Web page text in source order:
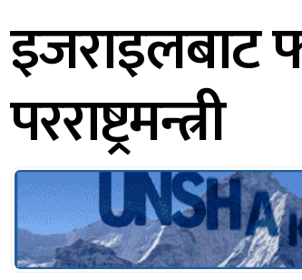
इजराइलबाट
परराष्ट्रमन्त्री